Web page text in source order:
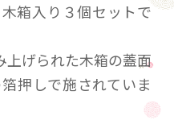
箱入り３個セットで
上げられた木箱の蓋面
押しで施されていま